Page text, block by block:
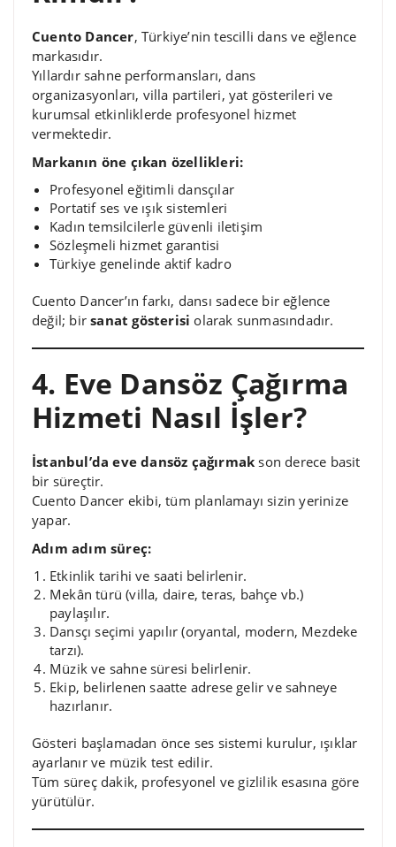
Cuento Dancer, Türkiye’nin tescilli dans ve eğlence
markasıdır.
Yıllardır sahne performansları, dans
organizasyonları, villa partileri, yat gösterileri ve
kurumsal etkinliklerde profesyonel hizmet
vermektedir.
Markanın öne çıkan özellikleri:
Profesyonel eğitimli dansçılar
Portatif ses ve ışık sistemleri
Kadın temsilcilerle güvenli iletişim
Sözleşmeli hizmet garantisi
Türkiye genelinde aktif kadro
Cuento Dancer’ın farkı, dansı sadece bir eğlence
değil; birsanat gösterisi olarak sunmasındadır.
4. Eve Dansöz Çağırma
Hizmeti Nasıl İşler?
İstanbul’da eve dansöz çağırmak son derece basit
bir süreçtir.
Cuento Dancer ekibi, tüm planlamayı sizin yerinize
yapar.
Adım adım süreç:
Etkinlik tarihi ve saati belirlenir.
Mekân türü (villa, daire, teras, bahçe vb.)
paylaşılır.
Dansçı seçimi yapılır (oryantal, modern, Mezdeke
tarzı).
Müzik ve sahne süresi belirlenir.
Ekip, belirlenen saatte adrese gelir ve sahneye
hazırlanır.
Gösteri başlamadan önce ses sistemi kurulur, ışıklar
ayarlanır ve müzik test edilir.
Tüm süreç dakik, profesyonel ve gizlilik esasına göre
yürütülür.